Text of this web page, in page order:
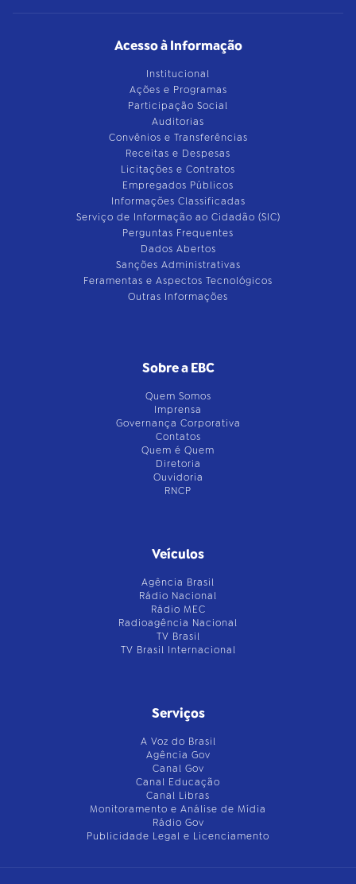
Acesso à Informação
Institucional
Ações e Programas
Participação Social
Auditorias
Convênios e Transferências
Receitas e Despesas
Licitações e Contratos
Empregados Públicos
Informações Classificadas
Serviço de Informação ao Cidadão (SIC)
Perguntas Frequentes
Dados Abertos
Sanções Administrativas
Feramentas e Aspectos Tecnológicos
Outras Informações
Sobre a EBC
Quem Somos
Imprensa
Governança Corporativa
Contatos
Quem é Quem
Diretoria
Ouvidoria
RNCP
Veículos
Agência Brasil
Rádio Nacional
Rádio MEC
Radioagência Nacional
TV Brasil
TV Brasil Internacional
Serviços
A Voz do Brasil
Agência Gov
Canal Gov
Canal Educação
Canal Libras
Monitoramento e Análise de Mídia
Rádio Gov
Publicidade Legal e Licenciamento